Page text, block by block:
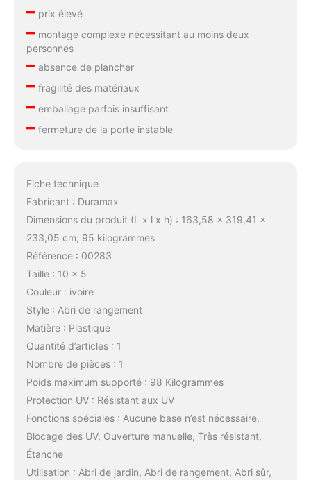
–prix élevé
–montage complexe nécessitant au moins deux
personnes
–absence de plancher
–fragilité des matériaux
–emballage parfois insuffisant
–fermeture de la porte instable
Fiche technique
Fabricant : Duramax
Dimensions du produit (L x l x h) : 163,58 x 319,41 x
233,05 cm; 95 kilogrammes
Référence : 00283
Taille : 10 x 5
Couleur : ivoire
Style : Abri de rangement
Matière : Plastique
Quantité d’articles : 1
Nombre de pièces : 1
Poids maximum supporté : 98 Kilogrammes
Protection UV : Résistant aux UV
Fonctions spéciales : Aucune base n’est nécessaire,
Blocage des UV, Ouverture manuelle, Très résistant,
Étanche
Utilisation : Abri de jardin, Abri de rangement, Abri sûr,